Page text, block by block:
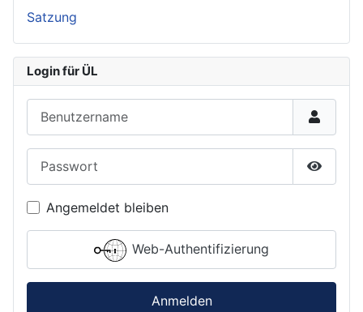
Satzung
Login für ÜL
Angemeldet bleiben
Web-Authentifizierung
Anmelden